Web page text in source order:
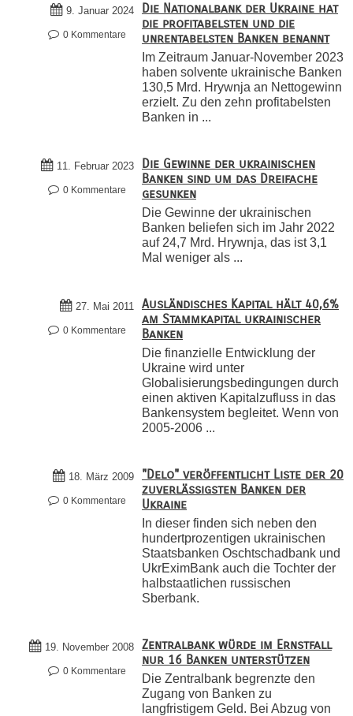
9. Januar 2024
0 Kommentare
Die Nationalbank der Ukraine hat
die profitabelsten und die
unrentabelsten Banken benannt
Im Zeitraum Januar-November 2023
haben solvente ukrainische Banken
130,5 Mrd. Hrywnja an Nettogewinn
erzielt. Zu den zehn profitabelsten
Banken in ...
11. Februar 2023
0 Kommentare
Die Gewinne der ukrainischen
Banken sind um das Dreifache
gesunken
Die Gewinne der ukrainischen
Banken beliefen sich im Jahr 2022
auf 24,7 Mrd. Hrywnja, das ist 3,1
Mal weniger als ...
27. Mai 2011
0 Kommentare
Ausländisches Kapital hält 40,6%
am Stammkapital ukrainischer
Banken
Die finanzielle Entwicklung der
Ukraine wird unter
Globalisierungsbedingungen durch
einen aktiven Kapitalzufluss in das
Bankensystem begleitet. Wenn von
2005-2006 ...
18. März 2009
0 Kommentare
"Delo" veröffentlicht Liste der 20
zuverlässigsten Banken der
Ukraine
In dieser finden sich neben den
hundertprozentigen ukrainischen
Staatsbanken Oschtschadbank und
UkrEximBank auch die Tochter der
halbstaatlichen russischen
Sberbank.
19. November 2008
0 Kommentare
Zentralbank würde im Ernstfall
nur 16 Banken unterstützen
Die Zentralbank begrenzte den
Zugang von Banken zu
langfristigem Geld. Bei Abzug von